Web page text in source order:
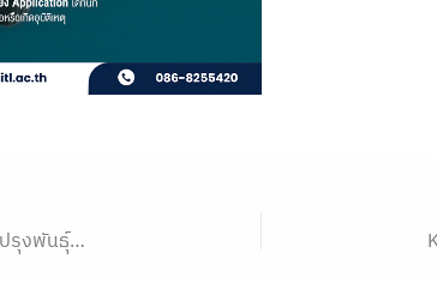
KRIS สร้างนวัตกรรมบนเส้นทางเผ็ดร้อน หนุนนักวิจัยปรับปรุงพันธุ์พริก